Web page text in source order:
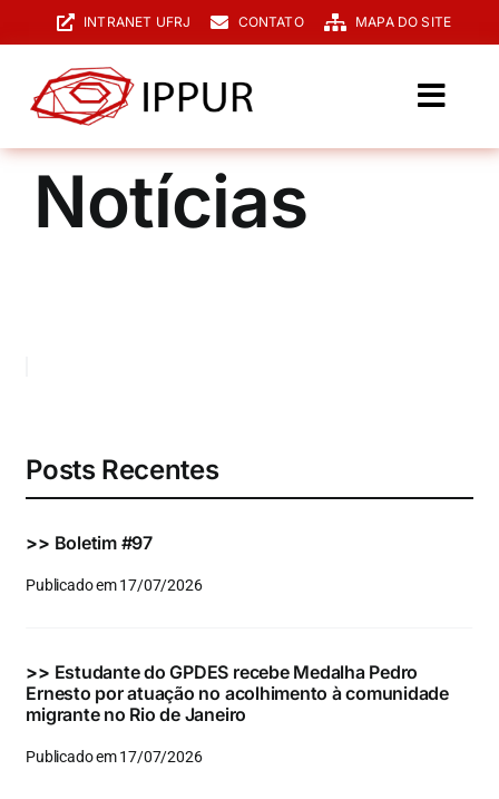
para
conteúdo
INTRANET UFRJ CONTATO MAPA DO SITE
O IPPUR
Graduação
Eventos e Certificados
para:
Notícias
Posts Recentes
>> Boletim #97
Publicado em 17/07/2026
>> Estudante do GPDES recebe Medalha Pedro
Ernesto por atuação no acolhimento à comunidade
migrante no Rio de Janeiro
Publicado em 17/07/2026